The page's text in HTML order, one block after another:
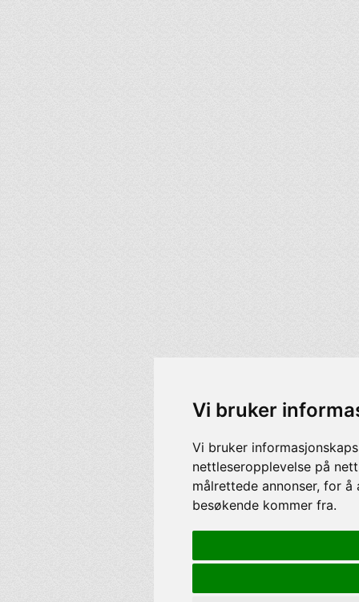
Vi bruker
Vi bruker
nettleseropplevelse på
målrettede annonser, for
besøkende kommer fra.